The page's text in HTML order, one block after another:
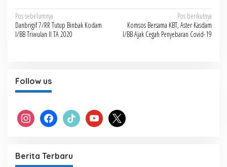
Navigasi
pos
Pos sebelumnya
Danbrigif 7/RR Tutup Binbak Kodam
I/BB Triwulan II TA 2020
Pos berikutnya
Komsos Bersama KBT, Aster Kasdam
I/BB Ajak Cegah Penyebaran Covid-19
Follow us
instagram facebook tiktok youtube x
Berita Terbaru